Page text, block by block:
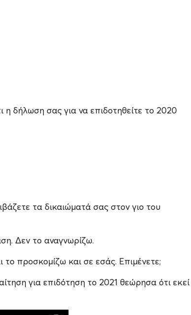
δήλωση σας για να επιδοτηθείτε το 2020
τα δικαιώματά σας στον γιο του
Δεν το αναγνωρίζω.
προσκομίζω και σε εσάς. Επιμένετε;
για επιδότηση το 2021 θεώρησα ότι εκεί